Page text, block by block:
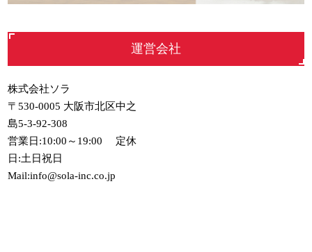
運営会社
株式会社ソラ
〒530-0005 大阪市北区中之
島5-3-92-308
営業日:10:00～19:00 定休
日:土日祝日
Mail:info@sola-inc.co.jp